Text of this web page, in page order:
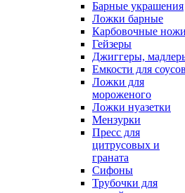
Барные украшения
Ложки барные
Карбовочные ножи
Гейзеры
Джиггеры,
Емкости для соусов
Ложки для
мороженого
Ложки нуазетки
Мензурки
Пресс для
цитрусовых и
граната
Сифоны
Трубочки для